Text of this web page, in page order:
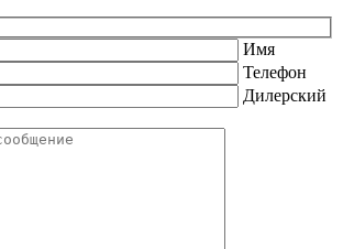
Имя
Телефон
Дилерский